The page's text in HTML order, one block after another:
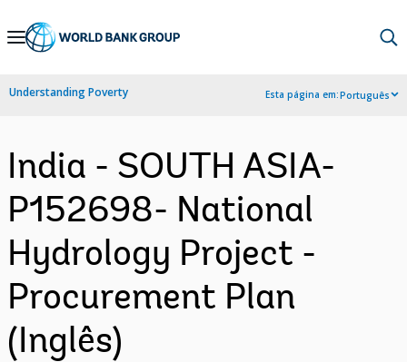
Skip
Navigation
Understanding Poverty Esta página em:Português
India - SOUTH ASIA-
P152698- National
Hydrology Project -
Procurement Plan
(Inglês)